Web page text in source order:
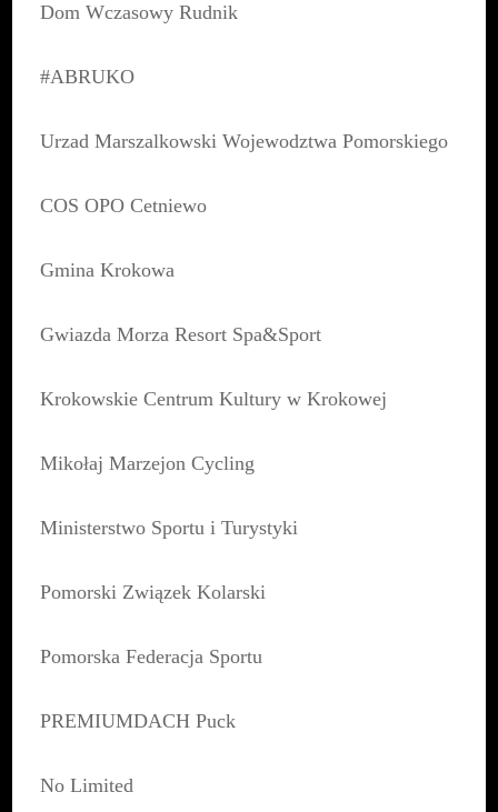
Dom Wczasowy Rudnik
#ABRUKO
Urzad Marszalkowski Wojewodztwa Pomorskiego
COS OPO Cetniewo
Gmina Krokowa
Gwiazda Morza Resort Spa&Sport
Krokowskie Centrum Kultury w Krokowej
Mikołaj Marzejon Cycling
Ministerstwo Sportu i Turystyki
Pomorski Związek Kolarski
Pomorska Federacja Sportu
PREMIUMDACH Puck
No Limited